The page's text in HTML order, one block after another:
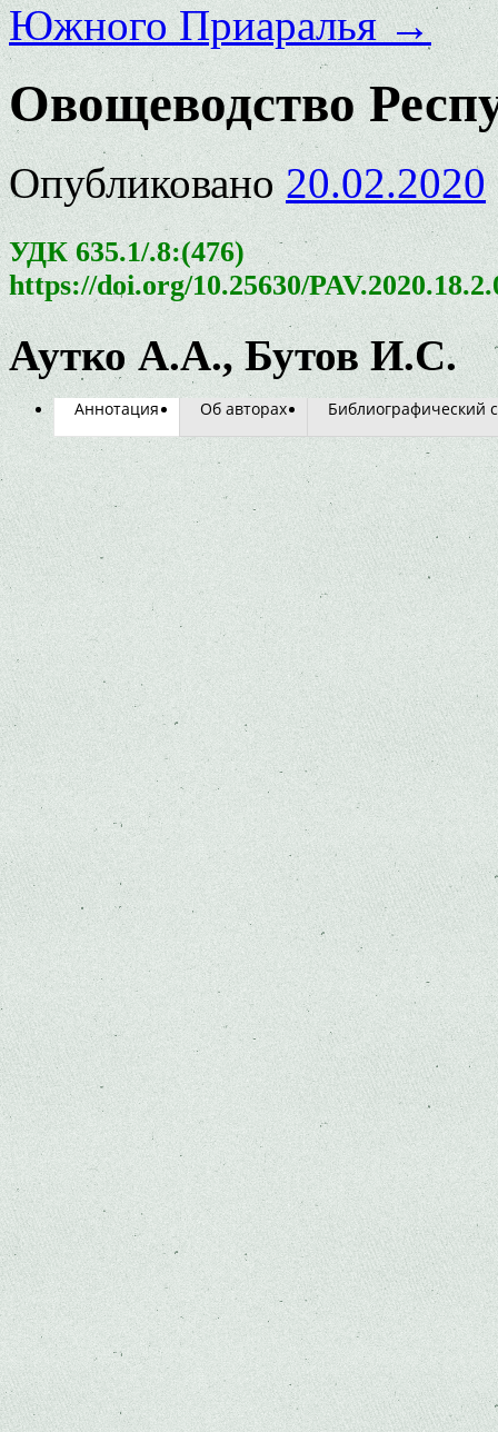
Южного Приаралья→
Овощеводство
Опубликовано 20.02.2020
УДК 635.1/.8:(476)
https://doi.org/10.25630/
Аутко А.А., Бутов И.С.
Аннотация Об авторах Библиографический